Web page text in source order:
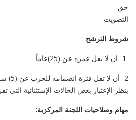
حق
شروط الترشح :
2- أن
بنظر الإعتبار بعض الحالات الإستثنائية التي
مهام وصلاحيات اللجنة المركزية: